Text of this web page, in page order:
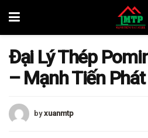
Đại Lý Thép
– Mạnh Tiến Phát
by xuanmtp